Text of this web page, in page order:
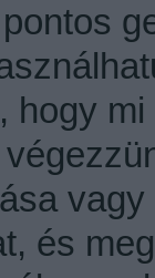
hogy
és